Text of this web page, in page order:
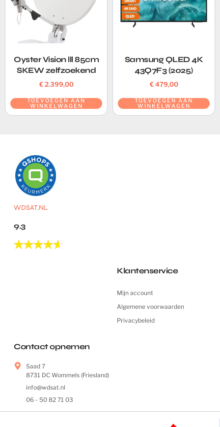
Oyster Vision lll 85cm
SKEW zelfzoekend
€2.399,00
TOEVOEGEN AAN
WINKELWAGEN
Samsung QLED 4K
43Q7F3 (2025)
€479,00
TOEVOEGEN AAN
WINKELWAGEN
WDSAT.NL
9.3
Klantenservice
Mijn account
Algemene voorwaarden
Privacybeleid
Contact opnemen
Saad 7
8731 DC Wommels (Friesland)
info@wdsat.nl
06 - 50 82 71 03